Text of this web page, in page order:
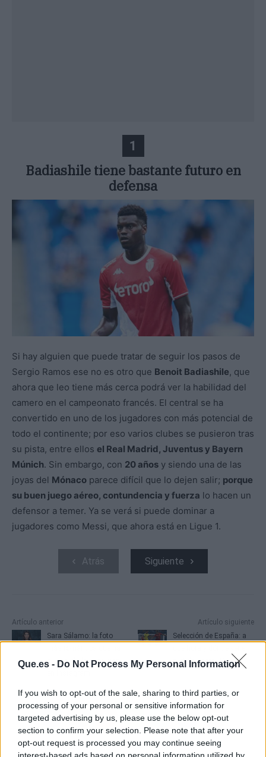
Que.es - Do Not Process My Personal Information
If you wish to opt-out of the sale, sharing to third parties, or
processing of your personal or sensitive information for
targeted advertising by us, please use the below opt-out
section to confirm your selection. Please note that after your
opt-out request is processed you may continue seeing
1
Badiashile tiene bastante futuro en
defensa
Si hay alguien que puede tratar de seguir los pasos de
Sergio Ramos ese no es otro que Benoit Badiashile, que
ahora que leo tiene más cerca podrá ver la habilidad del
camero en el campeonato francés. El central se ha
convertido en uno de los jugadores con más potencial de
todo el continente; por eso varios clubes se pusieron tras
su pista, entre ellos el Real Madrid, Juventus y Bayern
Múnich. Sin embargo, con 20 años y siendo una de las
joyas del Mónaco parece difícil que lo dejen salir; porque
su buen juego aéreo, contundencia y fuerza lo hacen un
defensor a temer. Ya se verá si puede dominar a
jugadores como Messi, que ahora está en Ligue 1.
Atrás Siguiente
Artículo anterior
Sara Sálamo: la foto
disparado los corazones
Artículo siguiente
Selección de España: a
partido contra Suecia